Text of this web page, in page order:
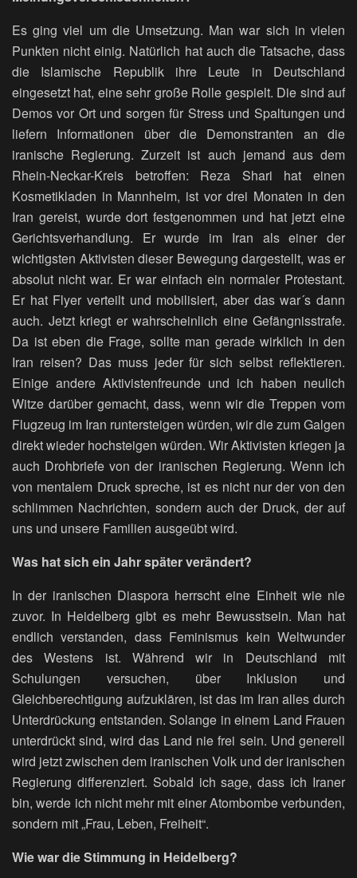
Es ging viel um die Umsetzung. Man war sich in vielen
Punkten nicht einig. Natürlich hat auch die Tatsache, dass
die Islamische Republik ihre Leute in Deutschland
eingesetzt hat, eine sehr große Rolle gespielt. Die sind auf
Demos vor Ort und sorgen für Stress und Spaltungen und
liefern Informationen über die Demonstranten an die
iranische Regierung. Zurzeit ist auch jemand aus dem
Rhein-Neckar-Kreis betroffen: Reza Shari hat einen
Kosmetikladen in Mannheim, ist vor drei Monaten in den
Iran gereist, wurde dort festgenommen und hat jetzt eine
Gerichtsverhandlung. Er wurde im Iran als einer der
wichtigsten Aktivisten dieser Bewegung dargestellt, was er
absolut nicht war. Er war einfach ein normaler Protestant.
Er hat Flyer verteilt und mobilisiert, aber das war´s dann
auch. Jetzt kriegt er wahrscheinlich eine Gefängnisstrafe.
Da ist eben die Frage, sollte man gerade wirklich in den
Iran reisen? Das muss jeder für sich selbst reflektieren.
Einige andere Aktivistenfreunde und ich haben neulich
Witze darüber gemacht, dass, wenn wir die Treppen vom
Flugzeug im Iran runtersteigen würden, wir die zum Galgen
direkt wieder hochsteigen würden. Wir Aktivisten kriegen ja
auch Drohbriefe von der iranischen Regierung. Wenn ich
von mentalem Druck spreche, ist es nicht nur der von den
schlimmen Nachrichten, sondern auch der Druck, der auf
uns und unsere Familien ausgeübt wird.
Was hat sich ein Jahr später verändert?
In der iranischen Diaspora herrscht eine Einheit wie nie
zuvor. In Heidelberg gibt es mehr Bewusstsein. Man hat
endlich verstanden, dass Feminismus kein Weltwunder
des Westens ist. Während wir in Deutschland mit
Schulungen versuchen, über Inklusion und
Gleichberechtigung aufzuklären, ist das im Iran alles durch
Unterdrückung entstanden. Solange in einem Land Frauen
unterdrückt sind, wird das Land nie frei sein. Und generell
wird jetzt zwischen dem iranischen Volk und der iranischen
Regierung differenziert. Sobald ich sage, dass ich Iraner
bin, werde ich nicht mehr mit einer Atombombe verbunden,
sondern mit „Frau, Leben, Freiheit“.
Wie war die Stimmung in Heidelberg?